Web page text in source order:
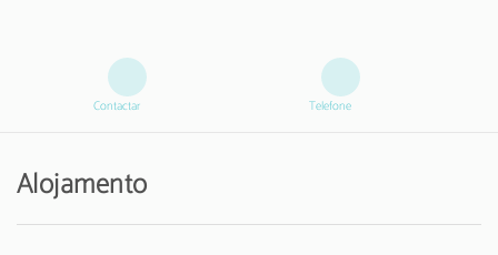
Contactar Telefone
Alojamento